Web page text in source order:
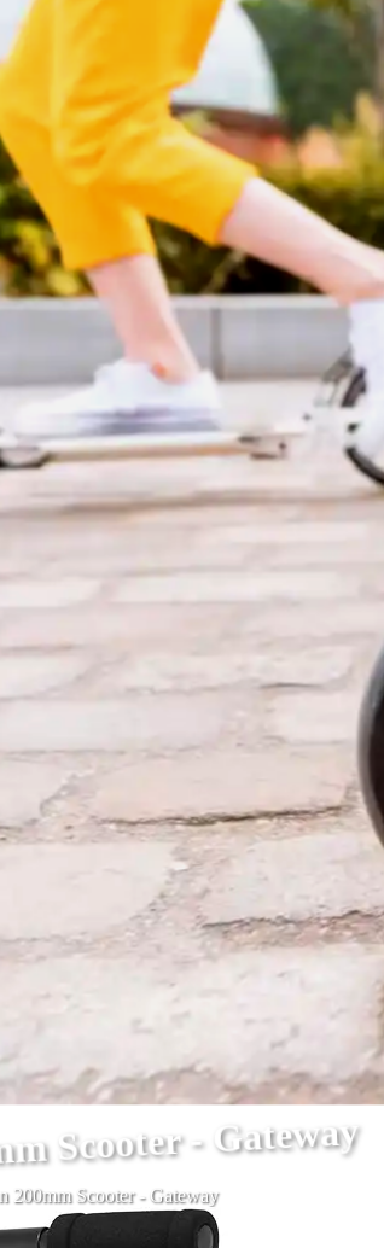
Scooter - Gateway
200mm Scooter - Gateway